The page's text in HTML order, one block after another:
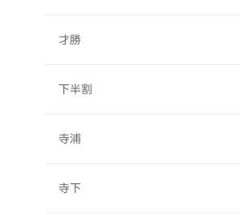
才勝
下半割
寺浦
寺下